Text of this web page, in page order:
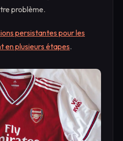
problème.
persistantes pour les
en plusieurs étapes.